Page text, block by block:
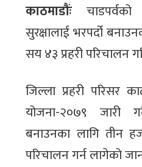
काठमाडौंः
सुरक्षालाई भरपर्दो
सय ४३ प्रहरी परिचालन
जिल्ला प्रहरी परिसर
योजना-२०७९ जारी
बनाउनका लागि तीन
परिचालन गर्न लागेको